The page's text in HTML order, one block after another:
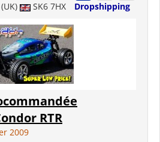
SK6 7HX Dropshipping
RTR
2009